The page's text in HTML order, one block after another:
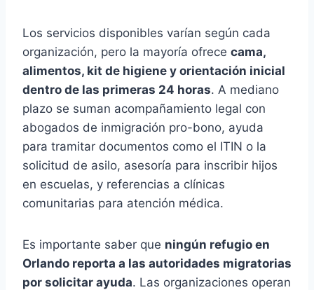
Los servicios disponibles varían según cada
organización, pero la mayoría ofrece cama,
alimentos, kit de higiene y orientación inicial
dentro de las primeras 24 horas. A mediano
plazo se suman acompañamiento legal con
abogados de inmigración pro-bono, ayuda
para tramitar documentos como el ITIN o la
solicitud de asilo, asesoría para inscribir hijos
en escuelas, y referencias a clínicas
comunitarias para atención médica.
Es importante saber que ningún refugio en
Orlando reporta a las autoridades migratorias
por solicitar ayuda. Las organizaciones operan